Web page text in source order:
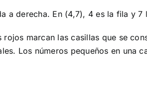
a derecha. En (4,7), 4 es la fila y 7
marcan las casillas que se
Los números pequeños en una